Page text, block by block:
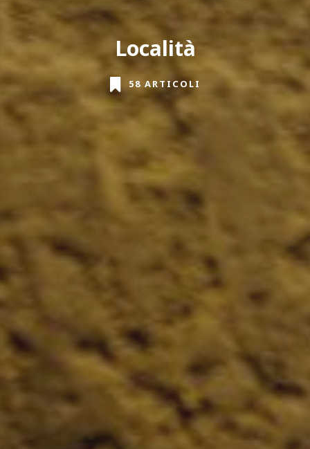
Località
58 ARTICOLI